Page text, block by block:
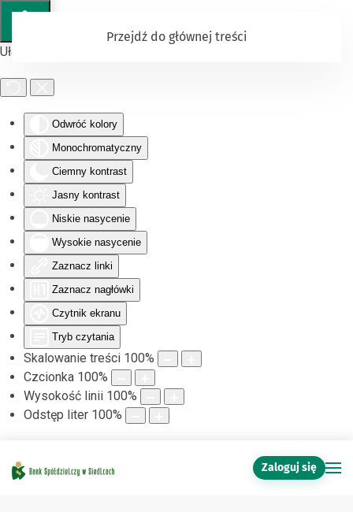
Ułatwienia dostępu
Odwróć kolory
Monochromatyczny
Ciemny kontrast
Jasny kontrast
Niskie nasycenie
Wysokie nasycenie
Zaznacz linki
Zaznacz nagłówki
Czytnik ekranu
Tryb czytania
Skalowanie treści 100%
Czcionka 100%
Wysokość linii 100%
Odstęp liter 100%
Przejdź do głównej treści
Zaloguj się